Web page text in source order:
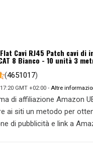
Cavi RJ45 Patch cavi
8 Bianco - 10 unità 3
(4651017)
GMT +02:00 -Altre
di affiliazione Amazon
ai siti un metodo per
di pubblicità e link a